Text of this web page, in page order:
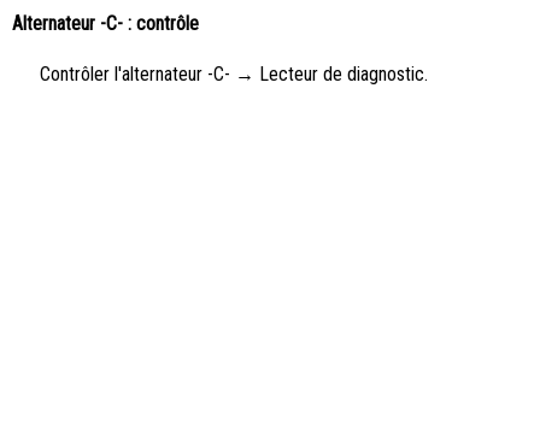
Alternateur -C- : contrôle
Contrôler l'alternateur -C- → Lecteur de diagnostic.